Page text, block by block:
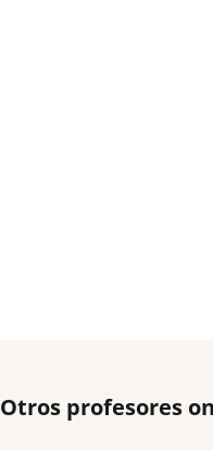
Otros profesores